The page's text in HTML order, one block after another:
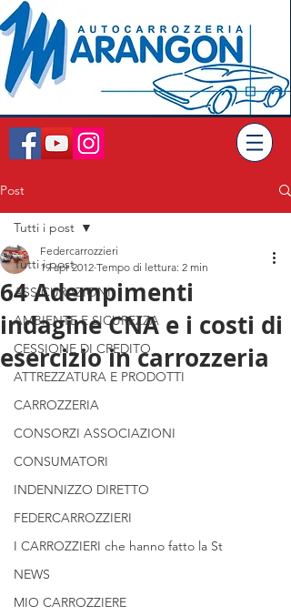
Post
Tutti i post
ASSICURAZIONI
AMBIENTE E SICUREZZA
CESSIONE DI CREDITO
ATTREZZATURA E PRODOTTI
CARROZZERIA
CONSORZI ASSOCIAZIONI
CONSUMATORI
INDENNIZZO DIRETTO
FEDERCARROZZIERI
I CARROZZIERI che hanno fatto la St
NEWS
MIO CARROZZIERE
Tutti i post
64 Adempimenti
indagine CNA e i costi di
esercizio in carrozzeria
Federcarrozzieri
19 apr 2012 Tempo di lettura: 2 min